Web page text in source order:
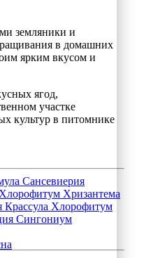
земляники и
в домашних
ярким вкусом и
ягод,
участке
культур в питомнике
Сансевиерия
Хлорофитум Хризантема
Крассула Хлорофитум
Сингониум